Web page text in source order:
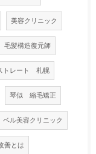
美容クリニック
毛髪構造復元師
トレート 札幌
琴似 縮毛矯正
ル美容クリニック
善とは